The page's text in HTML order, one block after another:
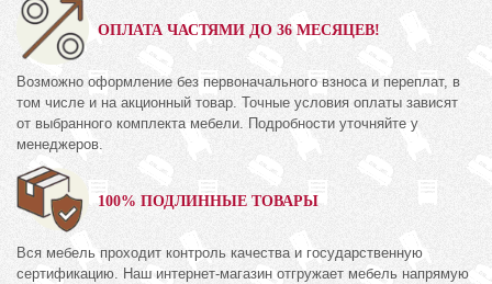
ОПЛАТА ЧАСТЯМИ ДО 36 МЕСЯЦЕВ!
Возможно оформление без первоначального взноса и переплат, в
том числе и на акционный товар. Точные условия оплаты зависят
от выбранного комплекта мебели. Подробности уточняйте у
менеджеров.
100% ПОДЛИННЫЕ ТОВАРЫ
Вся мебель проходит контроль качества и государственную
сертификацию. Наш интернет-магазин отгружает мебель напрямую